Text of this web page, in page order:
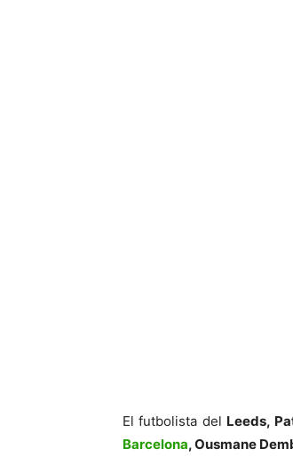
El futbolista del Leeds,
Barcelona, Ousmane